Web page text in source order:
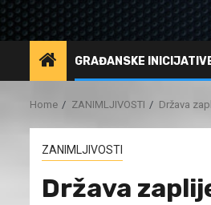
GRAĐANSKE
Home ZANIMLJIVOSTI Država
ZANIMLJIVOSTI
Država